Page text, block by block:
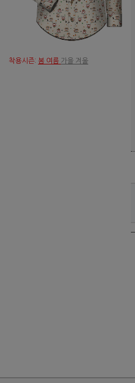
착용시즌: 봄 여름 가을 겨울